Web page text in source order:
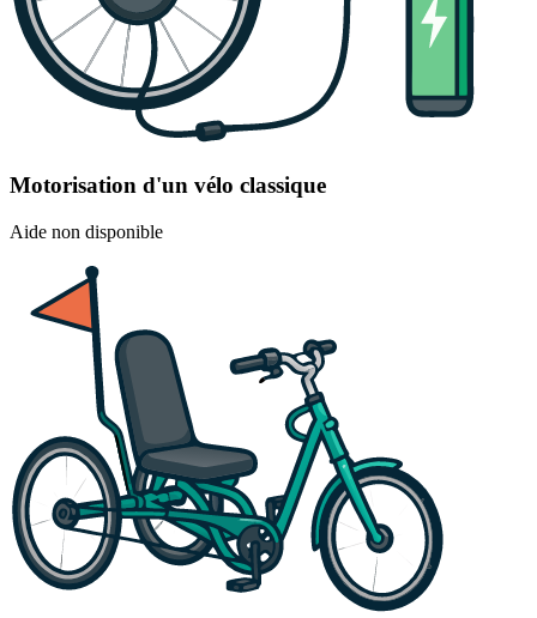
Motorisation d'un vélo classique
Aide non disponible